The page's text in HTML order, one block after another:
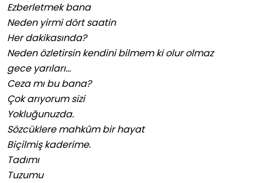
Ezberletmek bana
Neden yirmi dört saatin
Her dakikasında?
Neden özletirsin kendini bilmem ki olur olmaz
gece yarıları…
Ceza mı bu bana?
Çok arıyorum sizi
Yokluğunuzda.
Sözcüklere mahkûm bir hayat
Biçilmiş kaderime.
Tadımı
Tuzumu